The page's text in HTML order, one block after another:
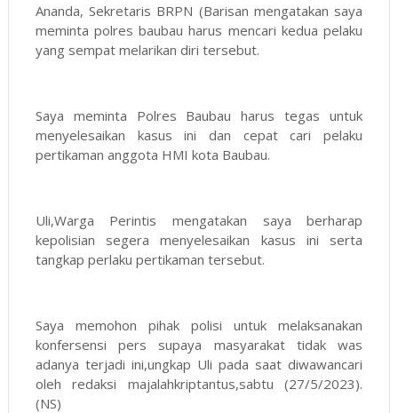
Ananda, Sekretaris BRPN (Barisan mengatakan saya
meminta polres baubau harus mencari kedua pelaku
yang sempat melarikan diri tersebut.
Saya meminta Polres Baubau harus tegas untuk
menyelesaikan kasus ini dan cepat cari pelaku
pertikaman anggota HMI kota Baubau.
Uli,Warga Perintis mengatakan saya berharap
kepolisian segera menyelesaikan kasus ini serta
tangkap perlaku pertikaman tersebut.
Saya memohon pihak polisi untuk melaksanakan
konfersensi pers supaya masyarakat tidak was
adanya terjadi ini,ungkap Uli pada saat diwawancari
oleh redaksi majalahkriptantus,sabtu (27/5/2023).
(NS)